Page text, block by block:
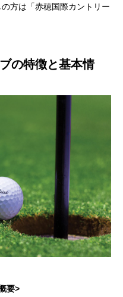
方は「赤穂国際カントリー
の特徴と基本情
要>